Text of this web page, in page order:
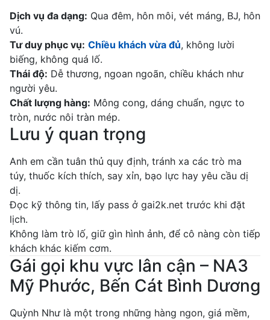
Dịch vụ đa dạng: Qua đêm, hôn môi, vét máng, BJ, hôn
vú.
Tư duy phục vụ: Chiều khách vừa đủ, không lười
biếng, không quá lố.
Thái độ: Dễ thương, ngoan ngoãn, chiều khách như
người yêu.
Chất lượng hàng: Mông cong, dáng chuẩn, ngực to
tròn, nước nôi tràn mép.
Lưu ý quan trọng
Anh em cần tuân thủ quy định, tránh xa các trò ma
túy, thuốc kích thích, say xỉn, bạo lực hay yêu cầu dị
dị.
Đọc kỹ thông tin, lấy pass ở gai2k.net trước khi đặt
lịch.
Không làm trò lố, giữ gìn hình ảnh, để cô nàng còn tiếp
khách khác kiếm cơm.
Gái gọi khu vực lân cận – NA3
Mỹ Phước, Bến Cát Bình Dương
Quỳnh Như là một trong những hàng ngon, giá mềm,